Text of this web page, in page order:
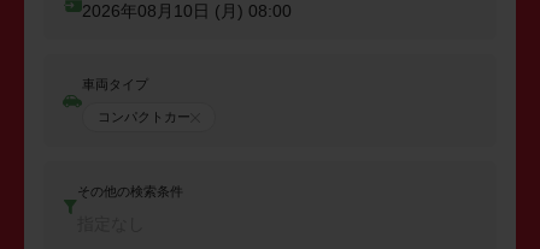
2026年08月10日 (月) 08:00
車両タイプ
コンパクトカー
その他の検索条件